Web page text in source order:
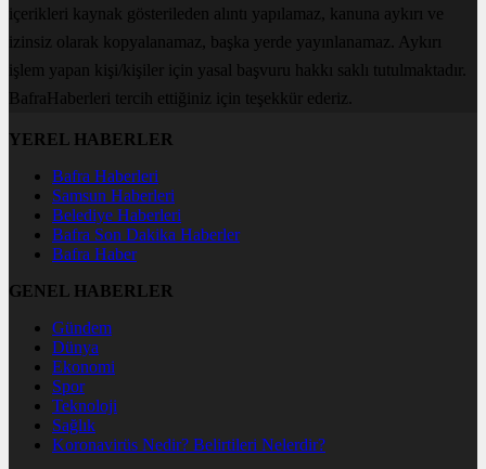
içerikleri kaynak gösterileden alıntı yapılamaz, kanuna aykırı ve
izinsiz olarak kopyalanamaz, başka yerde yayınlanamaz. Aykırı
işlem yapan kişi/kişiler için yasal başvuru hakkı saklı tutulmaktadır.
BafraHaberleri tercih ettiğiniz için teşekkür ederiz.
YEREL HABERLER
Bafra Haberleri
Samsun Haberleri
Belediye Haberleri
Bafra Son Dakika Haberler
Bafra Haber
GENEL HABERLER
Gündem
Dünya
Ekonomi
Spor
Teknoloji
Sağlık
Koronavirüs Nedir? Belirtileri Nelerdir?